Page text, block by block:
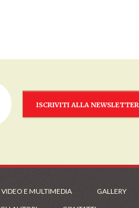
ISCRIVITI ALLA NEWSLETTER
VIDEO E MULTIMEDIA
GALLERY